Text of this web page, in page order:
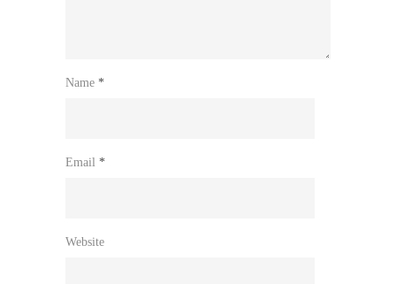
Name *
Email *
Website